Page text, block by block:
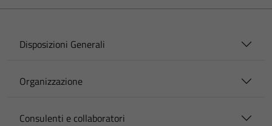
Disposizioni Generali
Organizzazione
Consulenti e collaboratori